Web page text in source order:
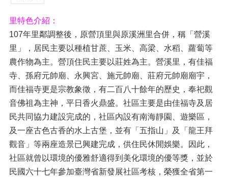
里特色介紹：
107年里鄰調整後，原營頂里與原溪洲里合併，稱「營溪
里」，居民主要以種植甘蔗、玉米、高梁、水稻、蘿蔔等
農作物為主。營頂住民主要以莊姓為主。營溪里，有佳福
寺、孫府元帥廟、 永興宮、施元帥廟、莊府元帥廟廟宇，
而佳福寺更是宗教象徵，有二百八十餘年的歷史，奉祀觀
音佛祖為主神，平日香火鼎盛。社區主要是由佳福寺及居
民共同協力建設完成的，社區內設有南海靜園、遊樂區，
及一座古色古香的水上古堡，並有「五指山」及「龍王拜
觀音」等兩座造景已興建完成，供住民休閒娛樂。因此，
社區就曾以環境的優雅舒適得到美化環境的優等獎，並於
民國六十七年參加臺灣省新發展社區考核，榮獲全省第一